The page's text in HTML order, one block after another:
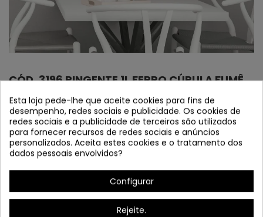
CÓD. 3196 PINGENTE 1L FERRO CÚPULA FUMÊ
Referência 3196
NOVO 2025 "EM ESTOQUE"
Pingente de ferro pintado preto e ferro de peru. Tulipa de
vidro fumada.
Esta loja pede-lhe que aceite cookies para fins de
desempenho, redes sociais e publicidade. Os cookies de
redes sociais e a publicidade de terceiros são utilizados
para fornecer recursos de redes sociais e anúncios
personalizados. Aceita estes cookies e o tratamento dos
dados pessoais envolvidos?
Configurar
Rejeite.